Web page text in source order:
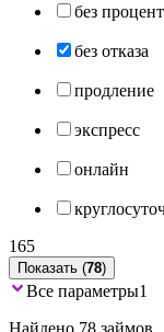
без
без отказа
продление
экспресс
онлайн
165
Показать (78)
Все параметры1
Найдено 78 займов